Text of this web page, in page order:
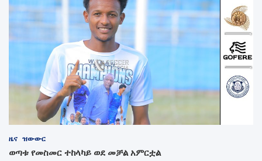
ዜና ዝውውር
ወጣቱ የመስመር ተከላካይ ወደ መቻል አምርቷል